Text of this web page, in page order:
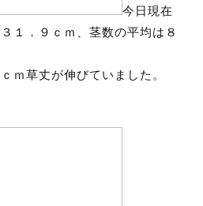
今日現在
１．９ｃｍ、茎数の平均は８
ｍ草丈が伸びていました。